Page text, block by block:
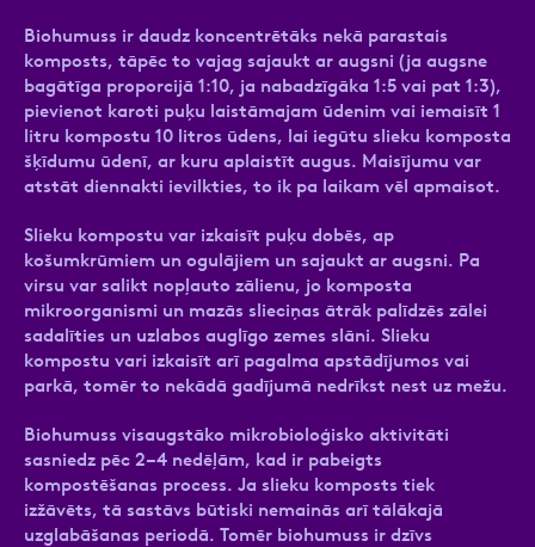
Biohumuss ir daudz koncentrētāks nekā parastais
komposts, tāpēc to vajag sajaukt ar augsni (ja augsne
bagātīga proporcijā 1:10, ja nabadzīgāka 1:5 vai pat 1:3),
pievienot karoti puķu laistāmajam ūdenim vai iemaisīt 1
litru kompostu 10 litros ūdens, lai iegūtu slieku komposta
šķīdumu ūdenī, ar kuru aplaistīt augus. Maisījumu var
atstāt diennakti ievilkties, to ik pa laikam vēl apmaisot.
Slieku kompostu var izkaisīt puķu dobēs, ap
košumkrūmiem un ogulājiem un sajaukt ar augsni. Pa
virsu var salikt nopļauto zālienu, jo komposta
mikroorganismi un mazās slieciņas ātrāk palīdzēs zālei
sadalīties un uzlabos auglīgo zemes slāni. Slieku
kompostu vari izkaisīt arī pagalma apstādījumos vai
parkā, tomēr to nekādā gadījumā nedrīkst nest uz mežu.
Biohumuss visaugstāko mikrobioloģisko aktivitāti
sasniedz pēc 2–4 nedēļām, kad ir pabeigts
kompostēšanas process. Ja slieku komposts tiek
izžāvēts, tā sastāvs būtiski nemainās arī tālākajā
uzglabāšanas periodā. Tomēr biohumuss ir dzīvs